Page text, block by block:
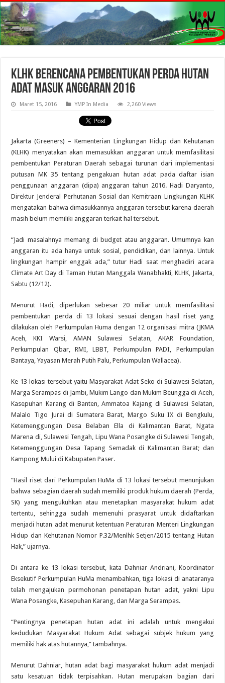
KLHK Berencana Pembentukan Perda Hutan
Adat Masuk Anggaran 2016
Maret 15, 2016 YMP In Media 2,260 Views
Jakarta (Greeners) – Kementerian Lingkungan Hidup dan Kehutanan
(KLHK) menyatakan akan memasukkan anggaran untuk memfasilitasi
pembentukan Peraturan Daerah sebagai turunan dari implementasi
putusan MK 35 tentang pengakuan hutan adat pada daftar isian
penggunaan anggaran (dipa) anggaran tahun 2016. Hadi Daryanto,
Direktur Jenderal Perhutanan Sosial dan Kemitraan Lingkungan KLHK
mengatakan bahwa dimasukkannya anggaran tersebut karena daerah
masih belum memiliki anggaran terkait hal tersebut.
“Jadi masalahnya memang di budget atau anggaran. Umumnya kan
anggaran itu ada hanya untuk sosial, pendidikan, dan lainnya. Untuk
lingkungan hampir enggak ada,” tutur Hadi saat menghadiri acara
Climate Art Day di Taman Hutan Manggala Wanabhakti, KLHK, Jakarta,
Sabtu (12/12).
Menurut Hadi, diperlukan sebesar 20 miliar untuk memfasilitasi
pembentukan perda di 13 lokasi sesuai dengan hasil riset yang
dilakukan oleh Perkumpulan Huma dengan 12 organisasi mitra (JKMA
Aceh, KKI Warsi, AMAN Sulawesi Selatan, AKAR Foundation,
Perkumpulan Qbar, RMI, LBBT, Perkumpulan PADI, Perkumpulan
Bantaya, Yayasan Merah Putih Palu, Perkumpulan Wallacea).
Ke 13 lokasi tersebut yaitu Masyarakat Adat Seko di Sulawesi Selatan,
Marga Serampas di Jambi, Mukim Lango dan Mukim Beungga di Aceh,
Kasepuhan Karang di Banten, Ammatoa Kajang di Sulawesi Selatan,
Malalo Tigo Jurai di Sumatera Barat, Margo Suku IX di Bengkulu,
Ketemenggungan Desa Belaban Ella di Kalimantan Barat, Ngata
Marena di, Sulawesi Tengah, Lipu Wana Posangke di Sulawesi Tengah,
Ketemenggungan Desa Tapang Semadak di Kalimantan Barat; dan
Kampong Mului di Kabupaten Paser.
“Hasil riset dari Perkumpulan HuMa di 13 lokasi tersebut menunjukan
bahwa sebagian daerah sudah memiliki produk hukum daerah (Perda,
SK) yang mengukuhkan atau menetapkan masyarakat hukum adat
tertentu, sehingga sudah memenuhi prasyarat untuk didaftarkan
menjadi hutan adat menurut ketentuan Peraturan Menteri Lingkungan
Hidup dan Kehutanan Nomor P.32/Menlhk Setjen/2015 tentang Hutan
Hak,” ujarnya.
Di antara ke 13 lokasi tersebut, kata Dahniar Andriani, Koordinator
Eksekutif Perkumpulan HuMa menambahkan, tiga lokasi di anataranya
telah mengajukan permohonan penetapan hutan adat, yakni Lipu
Wana Posangke, Kasepuhan Karang, dan Marga Serampas.
“Pentingnya penetapan hutan adat ini adalah untuk mengakui
kedudukan Masyarakat Hukum Adat sebagai subjek hukum yang
memiliki hak atas hutannya,” tambahnya.
Menurut Dahniar, hutan adat bagi masyarakat hukum adat menjadi
satu kesatuan tidak terpisahkan. Hutan merupakan bagian dari